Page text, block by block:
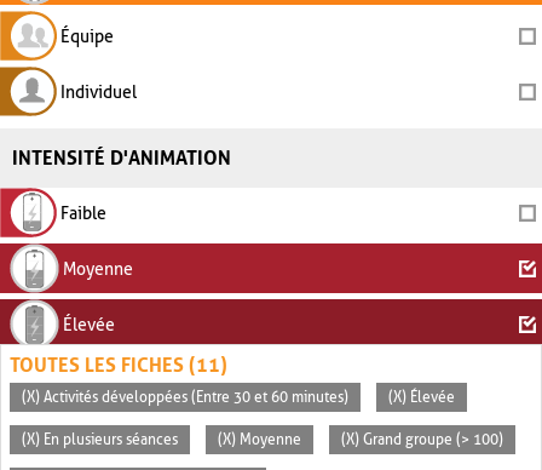
Équipe
Individuel
INTENSITÉ D'ANIMATION
Faible
Moyenne
Élevée
TOUTES LES FICHES (11)
(X) Activités développées (Entre 30 et 60 minutes) (X) Élevée
(X) En plusieurs séances (X) Moyenne (X) Grand groupe (> 100)